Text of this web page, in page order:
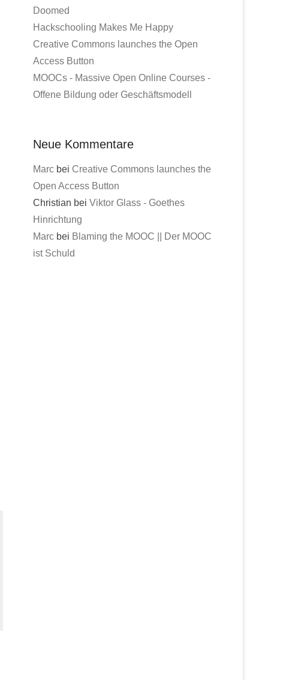
Doomed
Hackschooling Makes Me Happy
Creative Commons launches the Open
Access Button
MOOCs - Massive Open Online Courses -
Offene Bildung oder Geschäftsmodell
Neue Kommentare
Marc bei Creative Commons launches the
Open Access Button
Christian bei Viktor Glass - Goethes
Hinrichtung
Marc bei Blaming the MOOC || Der MOOC
ist Schuld